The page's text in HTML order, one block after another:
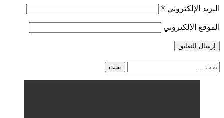
البريد الإلكتروني *
الموقع الإلكتروني
البحث
عن: